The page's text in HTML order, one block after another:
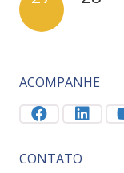
ACOMPANHE
CONTATO